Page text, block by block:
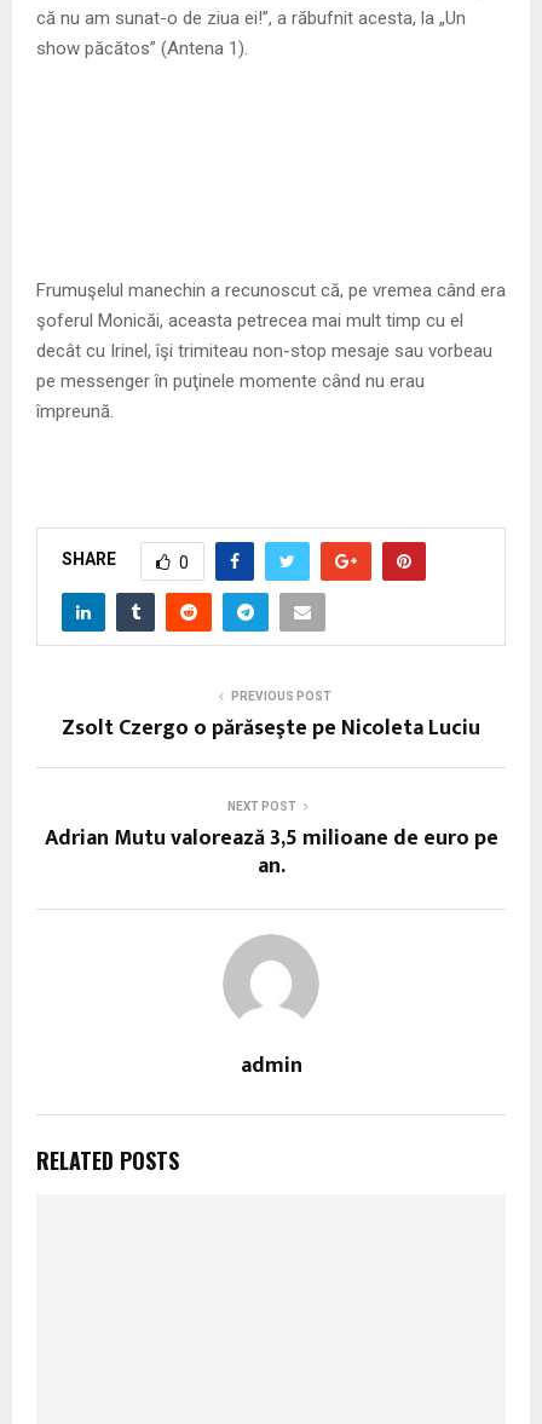
că nu am sunat-o de ziua ei!”, a răbufnit acesta, la „Un
show păcătos” (Antena 1).
Frumuşelul manechin a recunoscut că, pe vremea când era
şoferul Monicăi, aceasta petrecea mai mult timp cu el
decât cu Irinel, îşi trimiteau non-stop mesaje sau vorbeau
pe messenger în puţinele momente când nu erau
împreună.
SHARE 0
PREVIOUS POST
Zsolt Czergo o părăseşte pe Nicoleta Luciu
NEXT POST
Adrian Mutu valorează 3,5 milioane de euro pe
an.
admin
RELATED POSTS